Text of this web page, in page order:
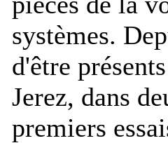
systèmes.
d'être
Jerez, dans
premiers